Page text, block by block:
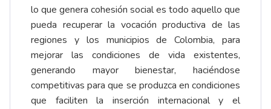
lo que genera cohesión social es todo aquello que
pueda recuperar la vocación productiva de las
regiones y los municipios de Colombia, para
mejorar las condiciones de vida existentes,
generando mayor bienestar, haciéndose
competitivas para que se produzca en condiciones
que faciliten la inserción internacional y el